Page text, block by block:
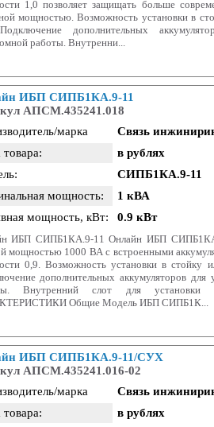
1,0 позволяет защищать больше
мощностью. Возможность установки в
дополнительных
работы. Внутренни...
ИБП СИПБ1КА.9-11
АПСМ.435241.018
марка
Связь
в рублях
СИПБ1КА.9-11
мощность:
1 кВА
мощность, кВт:
0.9 кВт
ИБП СИПБ1КА.9-11 Онлайн ИБП
мощностью 1000 ВА с встроенными
0,9. Возможность установки в стойку
дополнительных аккумуляторов для
Внутренний слот для установки
Общие Модель ИБП СИПБ1К...
ИБП СИПБ1КА.9-11/СУХ
АПСМ.435241.016-02
марка
Связь
в рублях